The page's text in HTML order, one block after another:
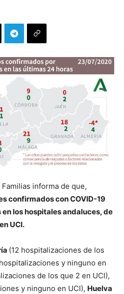
informa de que,
confirmados con COVID-19
los hospitales andaluces, de
UCI.
(12 hospitalizaciones de los
y ninguno en
de los que 2 en UCI),
y ninguno en UCI), Huelva